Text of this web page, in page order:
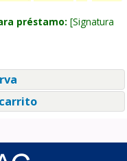
préstamo: Signatura